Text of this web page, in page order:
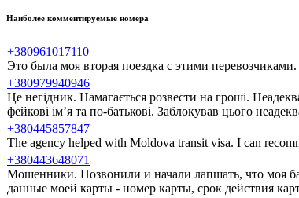
Наиболее комментируемые номера
+380961017110
Это была моя вторая поездка с этими
+380979940946
Це негідник. Намагається розвести на гроші.
фейкові ім’я та по-батькові. Заблокував цього
+380445857847
The agency helped with Moldova transit visa. I can
+380443648071
Мошенники. Позвонили и начали лапшать, что моя
данные моей карты - номер карты, срок действия